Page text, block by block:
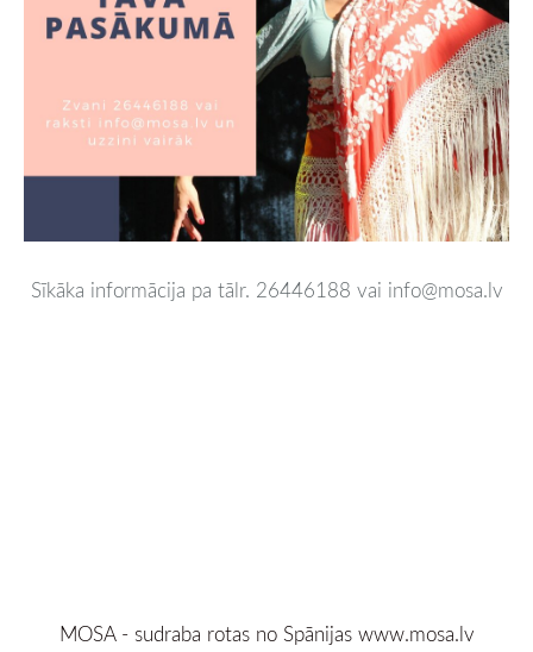
Sīkāka informācija pa tālr. 26446188 vai info@mosa.lv
MOSA - sudraba rotas no Spānijas www.mosa.lv